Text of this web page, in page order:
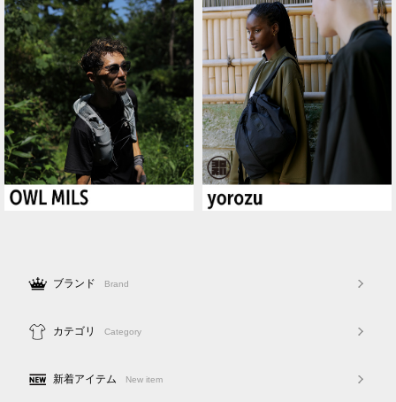
ブランド Brand
カテゴリ Category
新着アイテム New item